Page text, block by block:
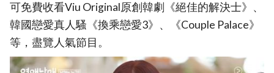
可免費收看Viu Original原創韓劇《絕佳的解決士》、
韓國戀愛真人騷《換乘戀愛3》、《Couple Palace》
等，盡覽人氣節目。